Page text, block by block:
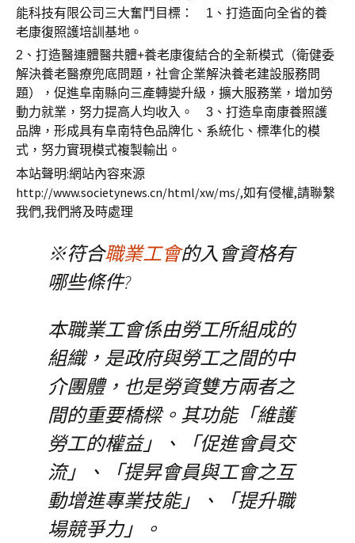
能科技有限公司三大奮鬥目標： 1、打造面向全省的養
老康復照護培訓基地。
2、打造醫連體醫共體+養老康復結合的全新模式（衛健委
解決養老醫療兜底問題，社會企業解決養老建設服務問
題），促進阜南縣向三產轉變升級，擴大服務業，增加勞
動力就業，努力提高人均收入。 3、打造阜南康養照護
品牌，形成具有阜南特色品牌化、系統化、標準化的模
式，努力實現模式複製輸出。
本站聲明:網站內容來源
http://www.societynews.cn/html/xw/ms/,如有侵權,請聯繫
我們,我們將及時處理
※符合職業工會的入會資格有
哪些條件?
本職業工會係由勞工所組成的
組織，是政府與勞工之間的中
介團體，也是勞資雙方兩者之
間的重要橋樑。其功能「維護
勞工的權益」、「促進會員交
流」、「提昇會員與工會之互
動增進專業技能」、「提升職
場競爭力」。